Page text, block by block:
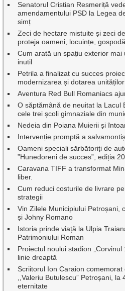
Senatorul Cristian Resmeriță
amendamentului PSD la Legea
simț
Zeci de hectare mistuite și zeci
proteja oameni, locuințe,
Cum arată un spațiu exterior
inutil
Petrila a finalizat cu succes
modernizarea și dotarea
Aventura Red Bull Romaniacs
O săptămână de neuitat la Lacul
cele trei școli gimnaziale din
Nedeia din Poiana Muierii și
Intervenție promptă a
Oameni speciali sărbătoriți de
”Hunedoreni de succes”, ediția
Caravana TIFF a transformat
liber.
Cum reduci costurile de livrare
strategii
Vin Zilele Municipiului Petroșani,
și Johny Romano
Istoria prinde viață la Ulpia
Patrimoniului Roman
Proiectul noului stadion
linie dreaptă
Scriitorul Ion Caraion
,,Valeriu Butulescu” Petroșani,
eternitate